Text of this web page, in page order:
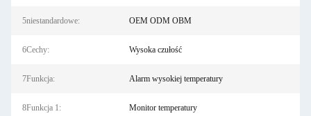
5niestandardowe: OEM ODM OBM
6Cechy: Wysoka czułość
7Funkcja: Alarm wysokiej temperatury
8Funkcja 1: Monitor temperatury